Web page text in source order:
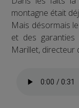
montagne était
Mais désormais
et des garanties
Marillet, directeur